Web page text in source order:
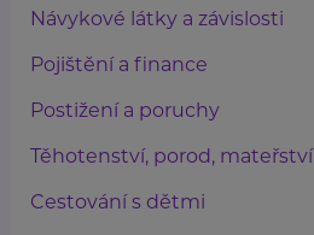
Návykové látky a závislosti
Pojištění a finance
Postižení a poruchy
Těhotenství, porod, mateřství
Cestování s dětmi